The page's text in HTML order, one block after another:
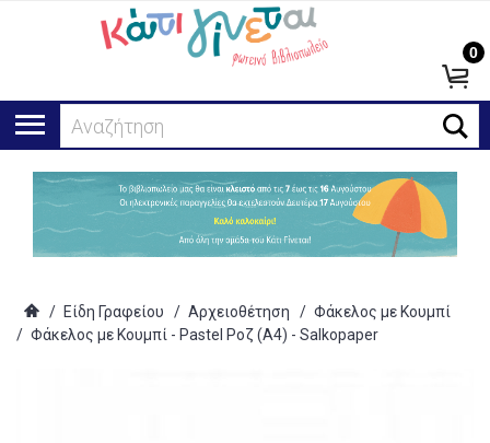
Αναζήτηση...
0
/ Είδη Γραφείου / Αρχειοθέτηση / Φάκελος με Κουμπί
/ Φάκελος με Κουμπί - Pastel Ροζ (Α4) - Salkopaper